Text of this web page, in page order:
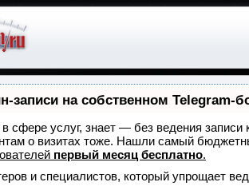
записи на собственном Telegram-
в сфере услуг, знает — без ведения
о визитах тоже. Нашли самый
первый месяц бесплатно.
и специалистов, который упрощает